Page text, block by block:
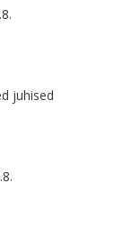
juhised